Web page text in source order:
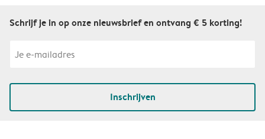
Schrijf je in op onze nieuwsbrief en ontvang € 5 korting!
Inschrijven